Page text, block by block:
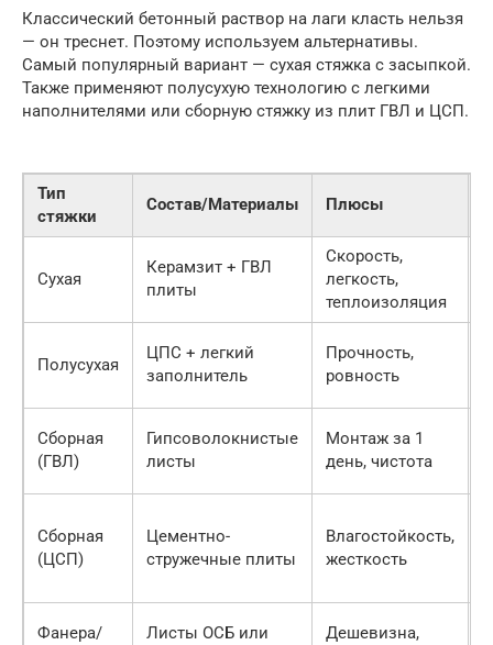
Классический бетонный раствор на лаги класть нельзя
— он треснет. Поэтому используем альтернативы.
Самый популярный вариант — сухая стяжка с засыпкой.
Также применяют полусухую технологию с легкими
наполнителями или сборную стяжку из плит ГВЛ и ЦСП.
Тип
стяжки
Состав/Материалы Плюсы
Сухая
Керамзит + ГВЛ
плиты
Скорость,
легкость,
теплоизоляция
Полусухая
ЦПС + легкий
заполнитель
Прочность,
ровность
Сборная
(ГВЛ)
Гипсоволокнистые
листы
Монтаж за 1
день, чистота
Сборная
(ЦСП)
Цементно-
стружечные плиты
Влагостойкость,
жесткость
Фанера/
Листы ОСБ или
Дешевизна,